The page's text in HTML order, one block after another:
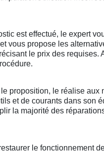
est effectué, le expert
vous propose les
le prix des requises.
proposition, le réalise aux
et de courants dans son
la majorité des
le fonctionnement